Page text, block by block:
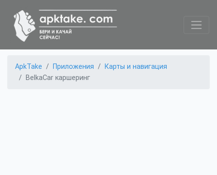
ApkTake Приложения
Карты и навигация
BelkaCar каршеринг